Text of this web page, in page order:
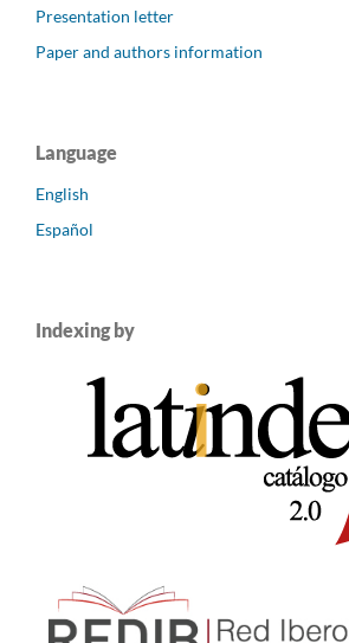
Presentation letter
Paper and authors information
Language
English
Español
Indexing by